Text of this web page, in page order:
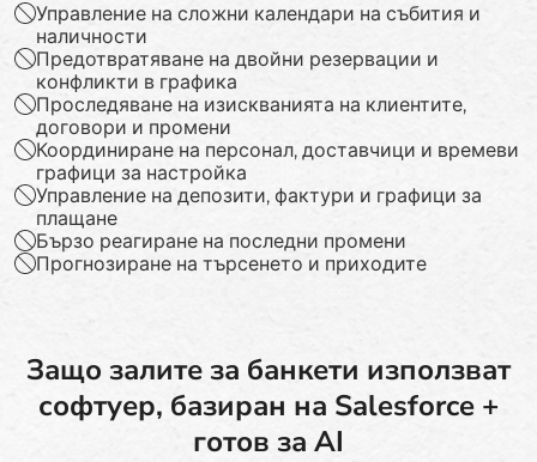
Управление на сложни календари на събития и
наличности
Предотвратяване на двойни резервации и
конфликти в графика
Проследяване на изискванията на клиентите,
договори и промени
Координиране на персонал, доставчици и времеви
графици за настройка
Управление на депозити, фактури и графици за
плащане
Бързо реагиране на последни промени
Прогнозиране на търсенето и приходите
Защо залите за банкети използват
софтуер, базиран на Salesforce +
готов за AI